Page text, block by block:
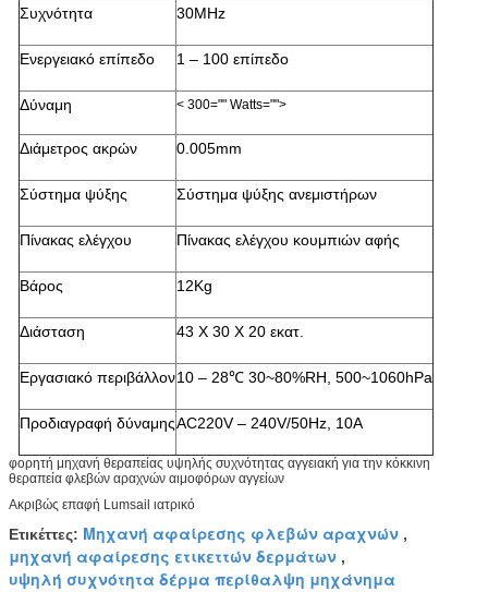
Συχνότητα 30MHz
Ενεργειακό επίπεδο 1 – 100 επίπεδο
Δύναμη < 300="" Watts="">
Διάμετρος ακρών 0.005mm
Σύστημα ψύξης Σύστημα ψύξης ανεμιστήρων
Πίνακας ελέγχου Πίνακας ελέγχου κουμπιών αφής
Βάρος 12Kg
Διάσταση 43 X 30 X 20 εκατ.
Εργασιακό περιβάλλον10 – 28℃ 30~80%RH, 500~1060hPa
Προδιαγραφή δύναμηςAC220V – 240V/50Hz, 10A
φορητή μηχανή θεραπείας υψηλής συχνότητας αγγειακή για την κόκκινη
θεραπεία φλεβών αραχνών αιμοφόρων αγγείων
Ακριβώς επαφή Lumsail ιατρικό
Ετικέττες: Μηχανή αφαίρεσης φλεβών αραχνών ,
μηχανή αφαίρεσης ετικεττών δερμάτων ,
υψηλή συχνότητα δέρμα περίθαλψη μηχάνημα